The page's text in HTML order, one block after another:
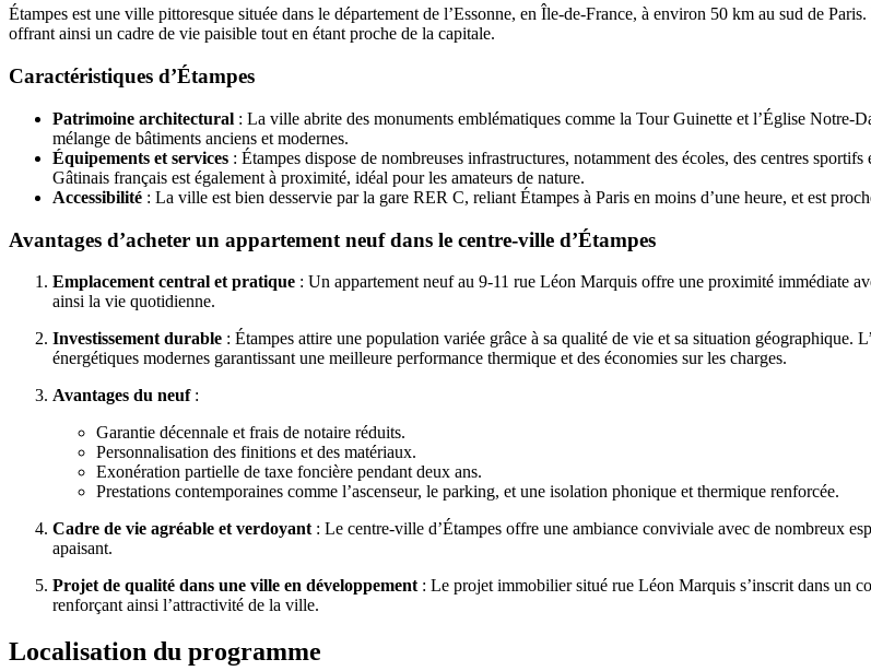
Étampes est une ville pittoresque située dans le département de l’Essonne, en Île-de-France, à environ 50 km au sud de
offrant ainsi un cadre de vie paisible tout en étant proche de la capitale.
Caractéristiques d’Étampes
Patrimoine architectural : La ville abrite des monuments emblématiques comme la Tour Guinette et l’Église Notre-
mélange de bâtiments anciens et modernes.
Équipements et services : Étampes dispose de nombreuses infrastructures, notamment des écoles, des centres
Gâtinais français est également à proximité, idéal pour les amateurs de nature.
Accessibilité : La ville est bien desservie par la gare RER C, reliant Étampes à Paris en moins d’une heure, et est
Avantages d’acheter un appartement neuf dans le centre-ville d’Étampes
Emplacement central et pratique : Un appartement neuf au 9-11 rue Léon Marquis offre une proximité immédiate
ainsi la vie quotidienne.
Investissement durable : Étampes attire une population variée grâce à sa qualité de vie et sa situation
énergétiques modernes garantissant une meilleure performance thermique et des économies sur les charges.
Avantages du neuf:
Garantie décennale et frais de notaire réduits.
Personnalisation des finitions et des matériaux.
Exonération partielle de taxe foncière pendant deux ans.
Prestations contemporaines comme l’ascenseur, le parking, et une isolation phonique et thermique renforcée.
Cadre de vie agréable et verdoyant : Le centre-ville d’Étampes offre une ambiance conviviale avec de nombreux
apaisant.
Projet de qualité dans une ville en développement : Le projet immobilier situé rue Léon Marquis s’inscrit dans un
renforçant ainsi l’attractivité de la ville.
Localisation du programme